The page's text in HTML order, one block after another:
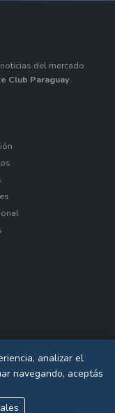
del mercado
Club Paraguay.
analizar el
navegando, aceptás